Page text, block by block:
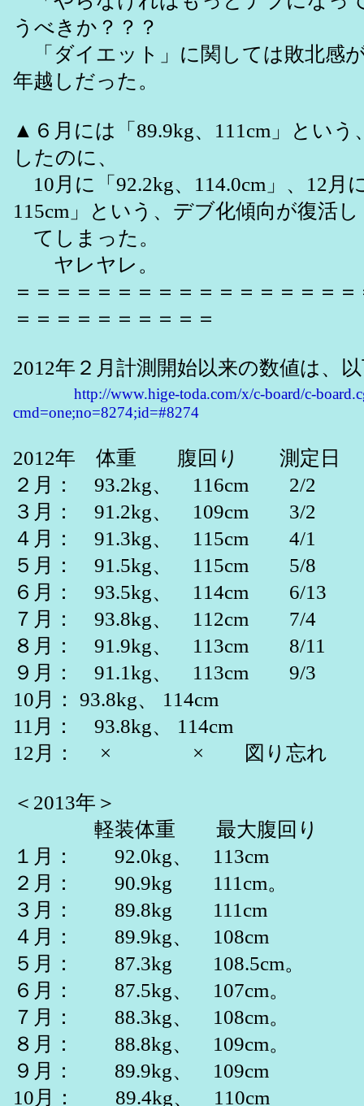
うべきか？？？
「ダイエット」に関しては敗北感
年越しだった。
▲６月には「89.9kg、111cm」という
したのに、
10月に「92.2kg、114.0cm」、12月
115cm」という、デブ化傾向が復活し
てしまった。
ヤレヤレ。
＝＝＝＝＝＝＝＝＝＝＝＝＝＝＝＝
＝＝＝＝＝＝＝＝＝＝
2012年２月計測開始以来の数値は、
http://www.hige-toda.com/x/c-board/c-
cmd=one;no=8274;id=#8274
2012年 体重 腹回り 測定日
２月： 93.2kg、 116cm 2/2
３月： 91.2kg、 109cm 3/2
４月： 91.3kg、 115cm 4/1
５月： 91.5kg、 115cm 5/8
６月： 93.5kg、 114cm 6/13
７月： 93.8kg、 112cm 7/4
８月： 91.9kg、 113cm 8/11
９月： 91.1kg、 113cm 9/3
10月： 93.8kg、 114cm
11月： 93.8kg、 114cm
12月： × × 図り忘れ
＜2013年＞
軽装体重 最大腹回り
１月： 92.0kg、 113cm
２月： 90.9kg 111cm。
３月： 89.8kg 111cm
４月： 89.9kg、 108cm
５月： 87.3kg 108.5cm。
６月： 87.5kg、 107cm。
７月： 88.3kg、 108cm。
８月： 88.8kg、 109cm。
９月： 89.9kg、 109cm
10月： 89.4kg、 110cm